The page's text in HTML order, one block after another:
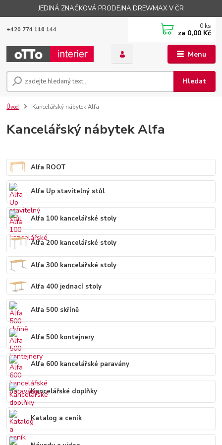
JEDINÁ ZNAČKOVÁ PRODEJNA DREWMAX V ČR
Menu
Hledat
+420 774 116 144 0 ks
za 0,00 Kč
Úvod Kancelářský nábytek Alfa
Kancelářský nábytek Alfa
Alfa ROOT
Alfa Up stavitelný stůl
Alfa 100 kancelářské stoly
Alfa 200 kancelářské stoly
Alfa 300 kancelářské stoly
Alfa 400 jednací stoly
Alfa 500 skříně
Alfa 500 kontejnery
Alfa 600 kancelářské paravány
Kancelářské doplňky
Katalog a ceník